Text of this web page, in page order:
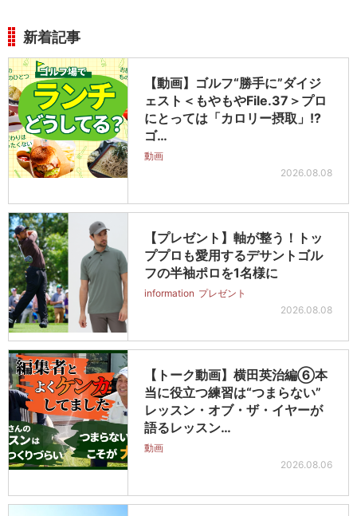
新着記事
【動画】ゴルフ“勝手に”ダイジ
ェスト＜もやもやFile.37＞プロ
にとっては「カロリー摂取」!?
ゴ…
動画
2026.08.08
【プレゼント】軸が整う！トッ
ププロも愛用するデサントゴル
フの半袖ポロを1名様に
information プレゼント
2026.08.08
【トーク動画】横田英治編⑥本
当に役立つ練習は“つまらない”
レッスン・オブ・ザ・イヤーが
語るレッスン…
動画
2026.08.06